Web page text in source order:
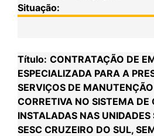
Situação:
Título: CONTRATAÇÃO DE
ESPECIALIZADA PARA A
SERVIÇOS DE
CORRETIVA NO SISTEMA DE
INSTALADAS NAS UNIDADES
SESC CRUZEIRO DO SUL,